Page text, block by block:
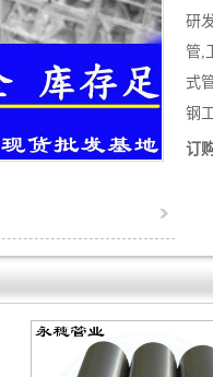
研
管,
式
钢
订